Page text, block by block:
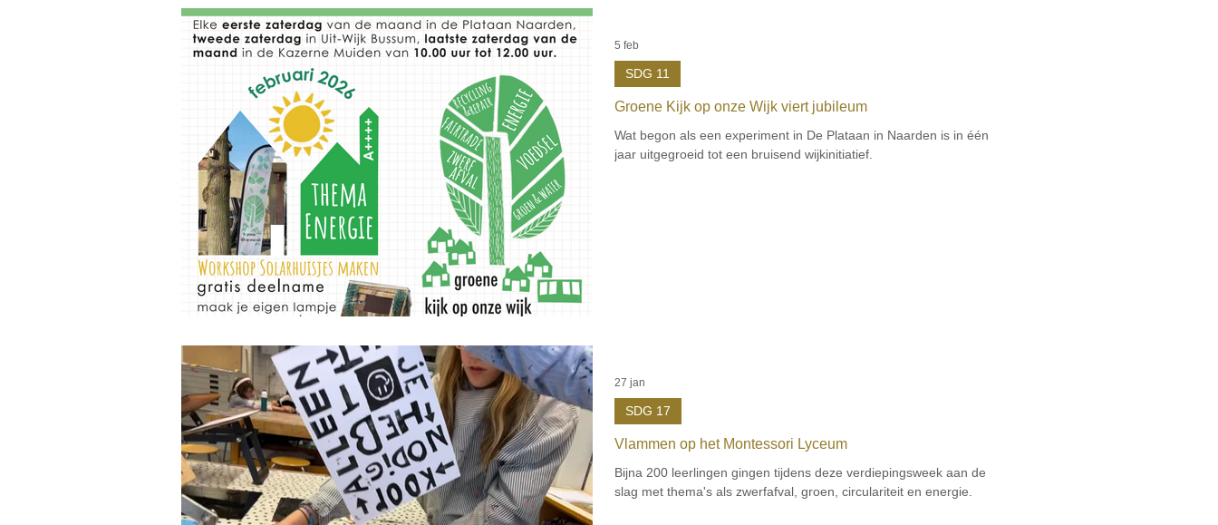
Groene Kijk op onze Wijk viert jubileum
Wat begon als een experiment in De Plataan in Naarden is in één
jaar uitgegroeid tot een bruisend wijkinitiatief.
SDG 11
5 feb
Vlammen op het Montessori Lyceum
Bijna 200 leerlingen gingen tijdens deze verdiepingsweek aan de
slag met thema's als zwerfafval, groen, circulariteit en energie.
SDG 17
27 jan